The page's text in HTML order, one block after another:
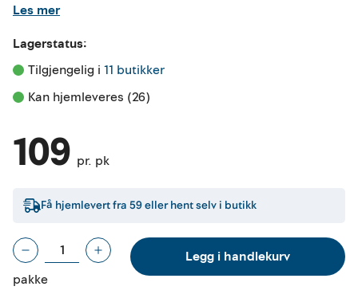
Les mer
Lagerstatus:
Tilgjengelig i 11 butikker
Kan hjemleveres (26)
109 pr. pk
Få hjemlevert fra 59eller hent selv i butikk
pakke
Legg i handlekurv